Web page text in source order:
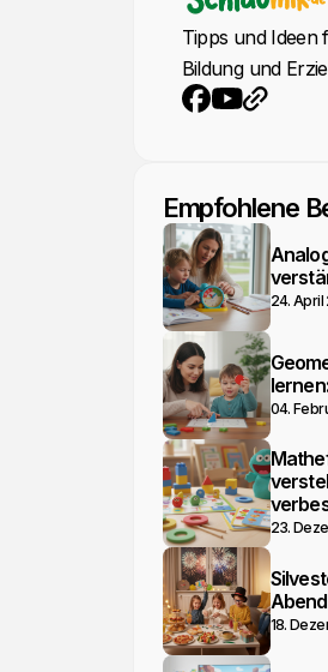
Tipps und Ideen
Bildung und
Empfohlene
24. April
04.
23.
18.